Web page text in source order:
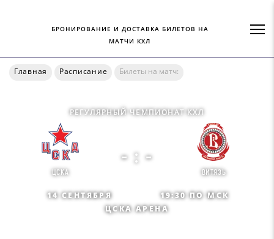
БРОНИРОВАНИЕ И ДОСТАВКА БИЛЕТОВ НА
МАТЧИ КХЛ
Главная Расписание Билеты на матч:
РЕГУЛЯРНЫЙ ЧЕМПИОНАТ КХЛ
ЦСКА
- : -
ВИТЯЗЬ
14 СЕНТЯБРЯ
19:30 ПО МСК
ЦСКА АРЕНА